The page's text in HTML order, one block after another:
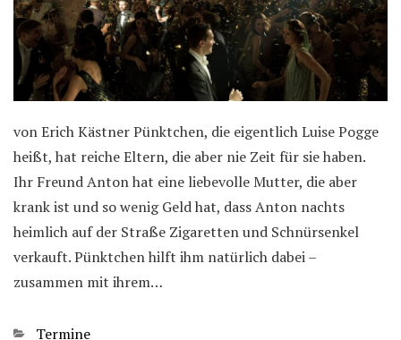
von Erich Kästner Pünktchen, die eigentlich Luise Pogge
heißt, hat reiche Eltern, die aber nie Zeit für sie haben.
Ihr Freund Anton hat eine liebevolle Mutter, die aber
krank ist und so wenig Geld hat, dass Anton nachts
heimlich auf der Straße Zigaretten und Schnürsenkel
verkauft. Pünktchen hilft ihm natürlich dabei –
zusammen mit ihrem…
Kategorien
Termine